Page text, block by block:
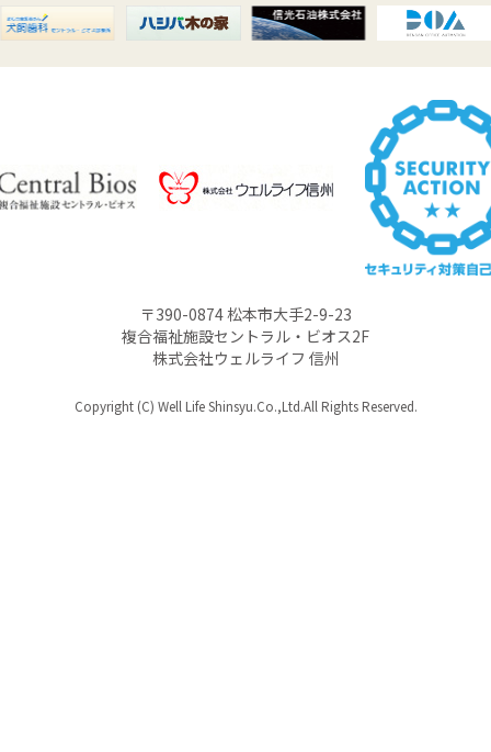
〒390-0874 松本市大手2-9-23
複合福祉施設セントラル・ビオス2F
株式会社ウェルライフ 信州
Copyright (C) Well Life Shinsyu.Co.,Ltd.All Rights Reserved.